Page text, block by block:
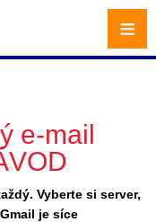
e-mail
Vyberte si server,
je síce
≡